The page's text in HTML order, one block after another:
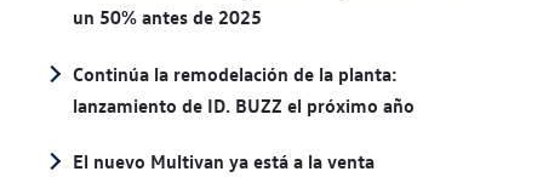
un 50% antes de 2025
Continúa la remodelación de la planta:
lanzamiento de ID. BUZZ el próximo año
El nuevo Multivan ya está a la venta